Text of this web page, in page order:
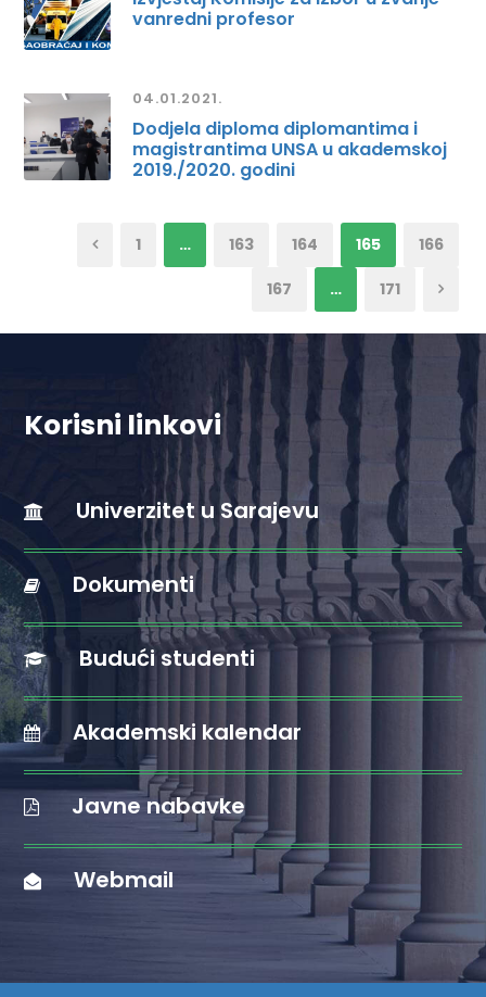
vanredni profesor
04.01.2021.
Dodjela diploma diplomantima i
magistrantima UNSA u akademskoj
2019./2020. godini
1 … 163 164 165 166
167 … 171
Korisni linkovi
Univerzitet u Sarajevu
Dokumenti
Budući studenti
Akademski kalendar
Javne nabavke
Webmail